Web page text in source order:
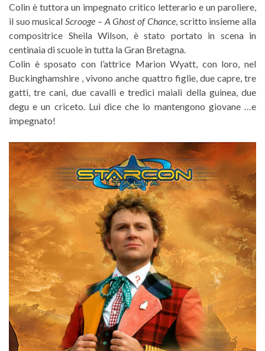
Colin è tuttora un impegnato critico letterario e un paroliere,
il suo musical Scrooge – A Ghost of Chance, scritto insieme alla
compositrice Sheila Wilson, è stato portato in scena in
centinaia di scuole in tutta la Gran Bretagna.
Colin è sposato con l’attrice Marion Wyatt, con loro, nel
Buckinghamshire , vivono anche quattro figlie, due capre, tre
gatti, tre cani, due cavalli e tredici maiali della guinea, due
degu e un criceto. Lui dice che lo mantengono giovane …e
impegnato!